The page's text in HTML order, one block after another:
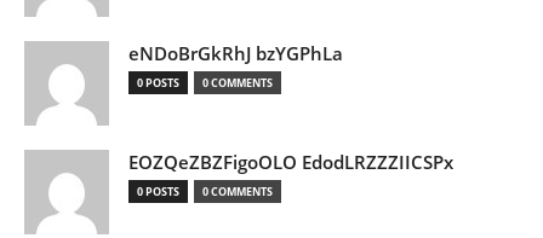
eNDoBrGkRhJ bzYGPhLa
0 POSTS 0 COMMENTS
EOZQeZBZFigoOLO EdodLRZZZIICSPx
0 POSTS 0 COMMENTS